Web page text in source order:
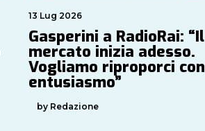
13 Lug 2026
Gasperini a RadioRai: “Il
mercato inizia adesso.
Vogliamo riproporci con
entusiasmo”
by Redazione